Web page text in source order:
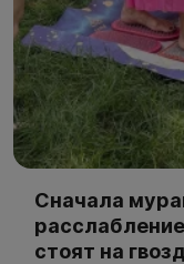
Сначала
стоят на